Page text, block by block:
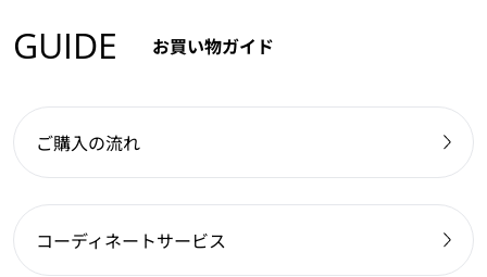
GUIDE お買い物ガイド
ご購入の流れ
コーディネートサービス